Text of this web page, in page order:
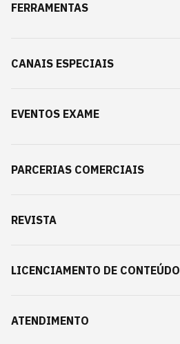
FERRAMENTAS
CANAIS ESPECIAIS
EVENTOS EXAME
PARCERIAS COMERCIAIS
REVISTA
LICENCIAMENTO DE CONTEÚDO
ATENDIMENTO